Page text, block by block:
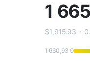
1
$1,915.93 ·
1 660,93 €